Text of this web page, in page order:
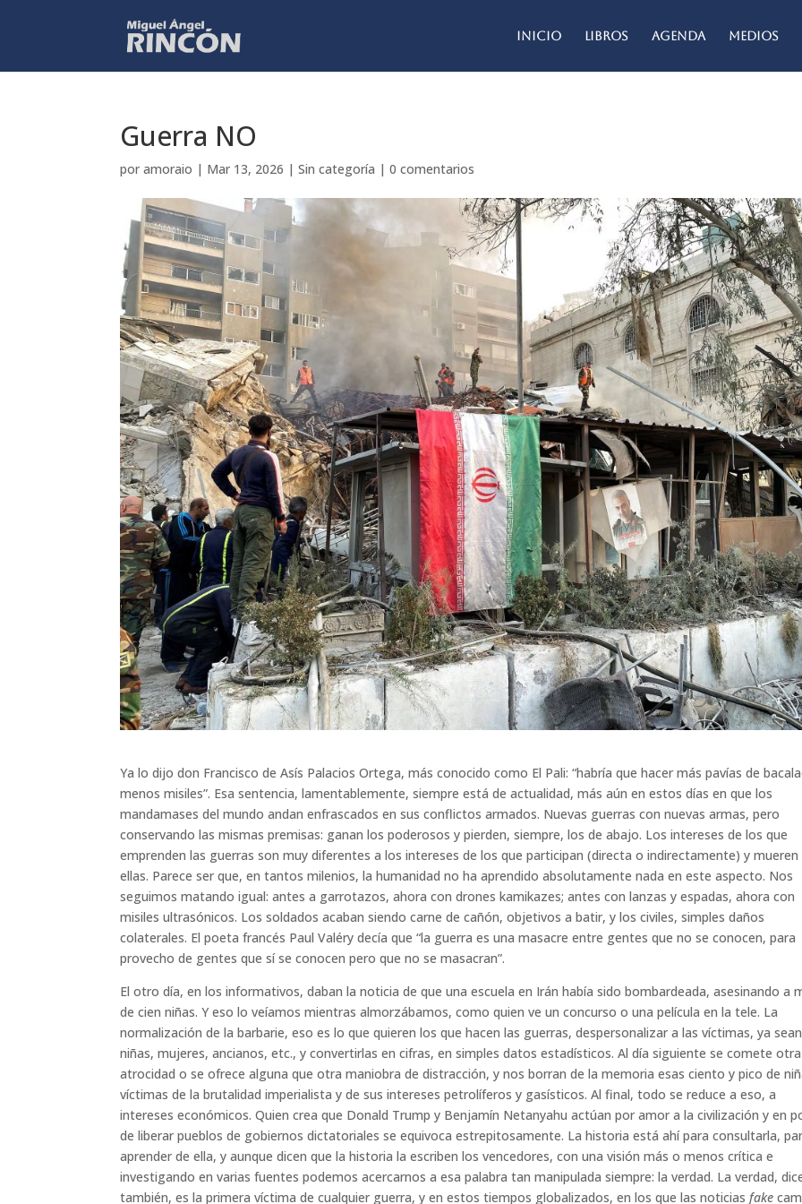
Inicio Libros Agenda Medios
Guerra NO
poramoraio | Mar 13, 2026 |Sin categoría |0 comentarios
Ya lo dijo don Francisco de Asís Palacios Ortega, más conocido como El Pali: “habría que hacer más pavías de
menos misiles”. Esa sentencia, lamentablemente, siempre está de actualidad, más aún en estos días en que los
mandamases del mundo andan enfrascados en sus conflictos armados. Nuevas guerras con nuevas armas, pero
conservando las mismas premisas: ganan los poderosos y pierden, siempre, los de abajo. Los intereses de los que
emprenden las guerras son muy diferentes a los intereses de los que participan (directa o indirectamente) y mueren
ellas. Parece ser que, en tantos milenios, la humanidad no ha aprendido absolutamente nada en este aspecto. Nos
seguimos matando igual: antes a garrotazos, ahora con drones kamikazes; antes con lanzas y espadas, ahora con
misiles ultrasónicos. Los soldados acaban siendo carne de cañón, objetivos a batir, y los civiles, simples daños
colaterales. El poeta francés Paul Valéry decía que “la guerra es una masacre entre gentes que no se conocen, para
provecho de gentes que sí se conocen pero que no se masacran”.
El otro día, en los informativos, daban la noticia de que una escuela en Irán había sido bombardeada, asesinando a
de cien niñas. Y eso lo veíamos mientras almorzábamos, como quien ve un concurso o una película en la tele. La
normalización de la barbarie, eso es lo que quieren los que hacen las guerras, despersonalizar a las víctimas, ya sean
niñas, mujeres, ancianos, etc., y convertirlas en cifras, en simples datos estadísticos. Al día siguiente se comete otra
atrocidad o se ofrece alguna que otra maniobra de distracción, y nos borran de la memoria esas ciento y pico de
víctimas de la brutalidad imperialista y de sus intereses petrolíferos y gasísticos. Al final, todo se reduce a eso, a
intereses económicos. Quien crea que Donald Trump y Benjamín Netanyahu actúan por amor a la civilización y en
de liberar pueblos de gobiernos dictatoriales se equivoca estrepitosamente. La historia está ahí para consultarla,
aprender de ella, y aunque dicen que la historia la escriben los vencedores, con una visión más o menos crítica e
investigando en varias fuentes podemos acercarnos a esa palabra tan manipulada siempre: la verdad. La verdad,
también, es la primera víctima de cualquier guerra, y en estos tiempos globalizados, en los que las noticiasfake